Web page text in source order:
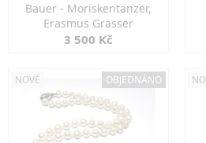
Bauer - Moriskentänzer,
Erasmus Grasser
3 500 Kč
NOVÉ OBJEDNÁNO